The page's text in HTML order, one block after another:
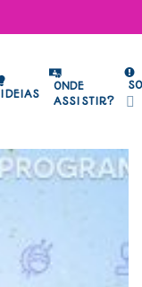
IDEIAS
ONDE
ASSISTIR?